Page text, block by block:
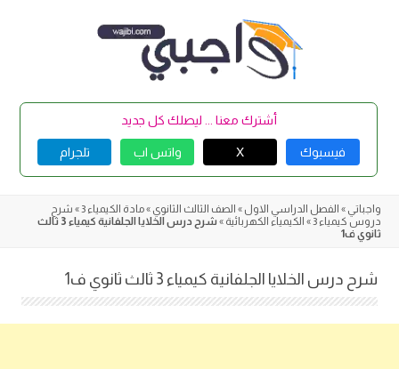
أشترك معنا ... ليصلك كل جديد
فيسبوك X واتس اب تلجرام
واجباتي » الفصل الدراسي الاول » الصف الثالث الثانوي »مادة الكيمياء 3 » شرح
دروس كيمياء 3
» الكيمياء الكهربائية »
شرح درس الخلايا الجلفانية كيمياء 3 ثالث
ثانوي ف1
شرح درس الخلايا الجلفانية كيمياء 3 ثالث ثانوي ف1